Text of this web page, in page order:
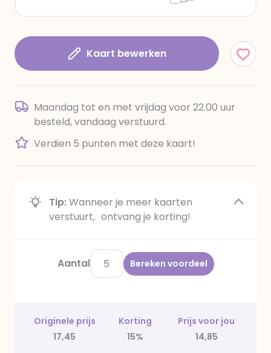
Kaart bewerken
Maandag tot en met vrijdag voor 22.00 uur
besteld, vandaag verstuurd.
Verdien 5 punten met deze kaart!
Tip:Wanneer je meer kaarten
verstuurt, ontvang je korting!
Aantal Bereken voordeel
Originele prijs Korting
Prijs voor jou
17,45
15% 14,85